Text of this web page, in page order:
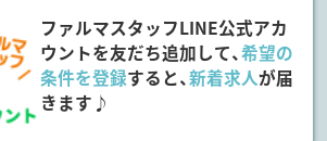
ファルマスタッフLINE公式アカ
ウントを友だち追加して、希望の
条件を登録すると、新着求人が届
きます♪